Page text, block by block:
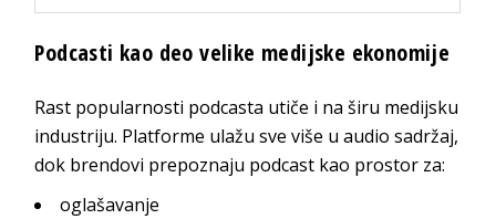
Podcasti kao deo velike medijske ekonomije
Rast popularnosti podcasta utiče i na širu medijsku
industriju. Platforme ulažu sve više u audio sadržaj,
dok brendovi prepoznaju podcast kao prostor za:
oglašavanje